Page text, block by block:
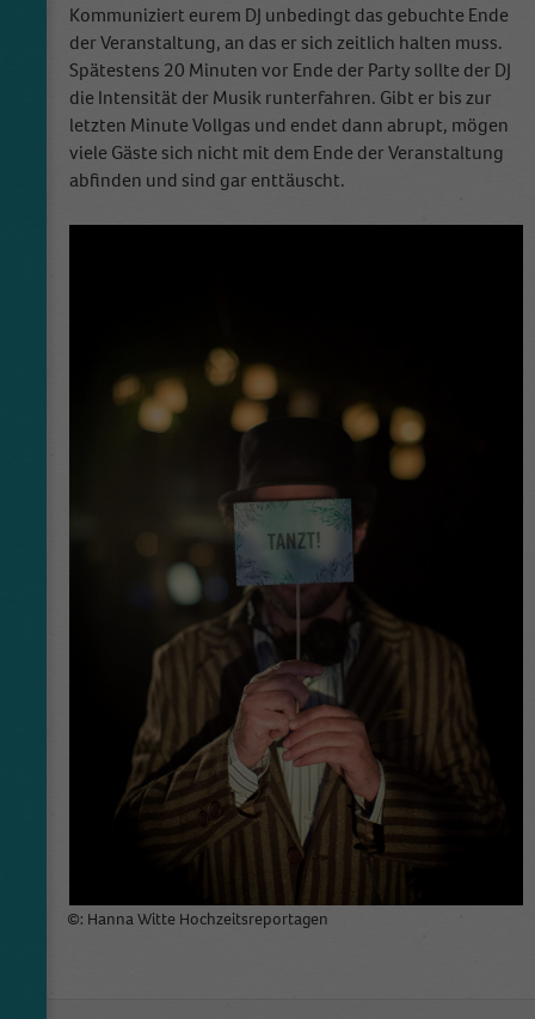
Kommuniziert eurem DJ unbedingt das gebuchte Ende
der Veranstaltung, an das er sich zeitlich halten muss.
Spätestens 20 Minuten vor Ende der Party sollte der DJ
die Intensität der Musik runterfahren. Gibt er bis zur
letzten Minute Vollgas und endet dann abrupt, mögen
viele Gäste sich nicht mit dem Ende der Veranstaltung
abfinden und sind gar enttäuscht.
©: Hanna Witte Hochzeitsreportagen